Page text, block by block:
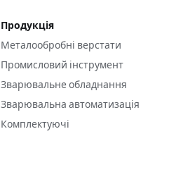
Продукція
Металообробні верстати
Промисловий інструмент
Зварювальне обладнання
Зварювальна автоматизація
Комплектуючі